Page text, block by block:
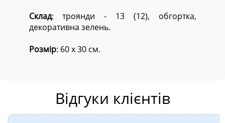
Склад: троянди - 13 (12), обгортка,
декоративна зелень.
Розмір: 60 х 30 см.
Відгуки клієнтів